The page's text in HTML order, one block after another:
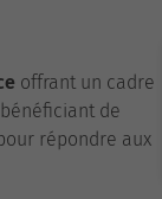
offrant un cadre
de
répondre aux